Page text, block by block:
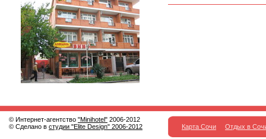
© Интернет-агентство "Minihotel" 2006-2012
© Сделано в студии "Elite Design" 2006-2012 Карта Сочи Отдых в